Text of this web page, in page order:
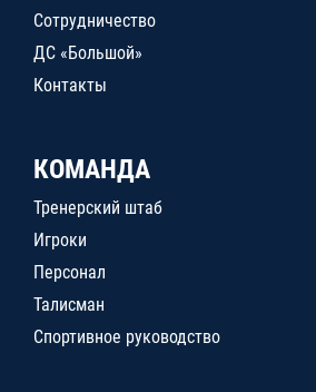
Сотрудничество
ДС «Большой»
Контакты
КОМАНДА
Тренерский штаб
Игроки
Персонал
Талисман
Спортивное руководство